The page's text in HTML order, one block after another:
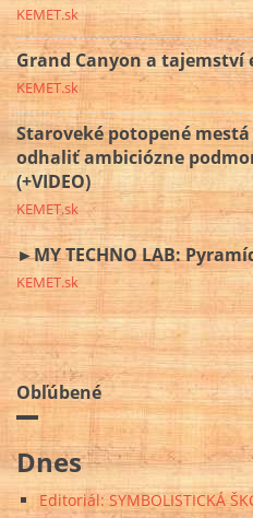
KEMET.sk
Grand Canyon a tajemství
KEMET.sk
Staroveké potopené
odhaliť ambiciózne
(+VIDEO)
KEMET.sk
►MY TECHNO LAB:
KEMET.sk
Obľúbené
Dnes
Editoriál: SYMBOLISTICKÁ